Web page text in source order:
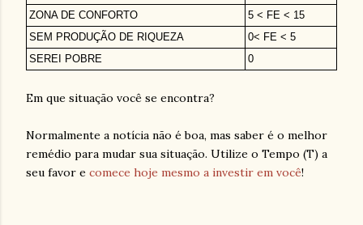
ZONA DE CONFORTO
5 < FE < 15
SEM PRODUÇÃO DE RIQUEZA
0< FE < 5
SEREI POBRE
0
Em que situação você se encontra?
Normalmente a notícia não é boa, mas saber é o melhor
remédio para mudar sua situação. Utilize o Tempo (T) a
seu favor e comece hoje mesmo a investir em você!